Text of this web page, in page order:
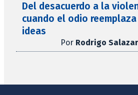
Del desacuerdo a la
cuando el odio
ideas
Por Rodrigo